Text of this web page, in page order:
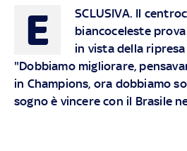
E SCLUSIVA. Il
biancoceleste
in vista della
"Dobbiamo migliorare,
in Champions, ora dobbiamo
sogno è vincere con il Brasile